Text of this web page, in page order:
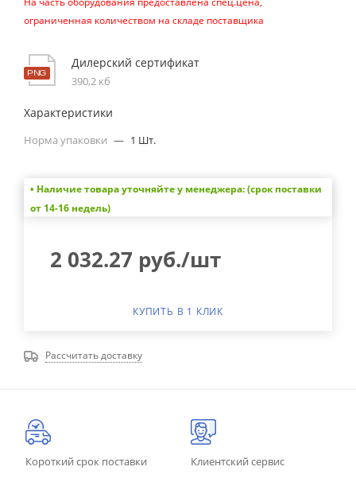
ограниченная количеством на складе поставщика
Дилерский сертификат
390,2 кб
Характеристики
Норма упаковки — 1 Шт.
• Наличие товара уточняйте у менеджера: (срок поставки
от 14-16 недель)
2 032.27 руб./шт
КУПИТЬ В 1 КЛИК
Рассчитать доставку
Короткий срок поставки Клиентский сервис